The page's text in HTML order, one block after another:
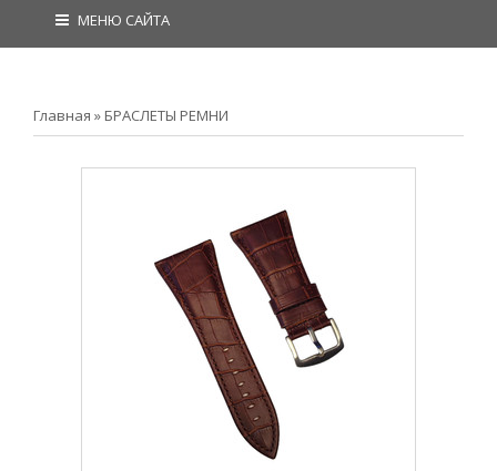
МЕНЮ САЙТА
Главная » БРАСЛЕТЫ РЕМНИ